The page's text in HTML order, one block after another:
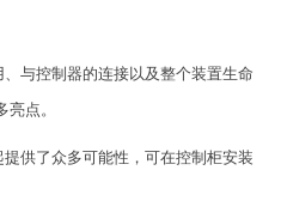
与控制器的连接以及整个装置生命
点。
供了众多可能性，可在控制柜安装